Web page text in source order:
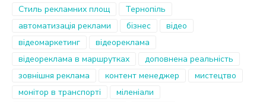
Стиль рекламних площ
Тернопіль
автоматизація реклами
бізнес
відео
відеомаркетинг
відеореклама
відеореклама в маршрутках
доповнена реальність
зовнішня реклама
контент менеджер
мистецтво
монітор в транспорті
міленіали